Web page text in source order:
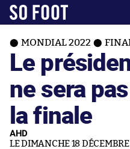
MONDIAL 2022
Le
ne sera
la finale
AHD
LE DIMANCHE 18